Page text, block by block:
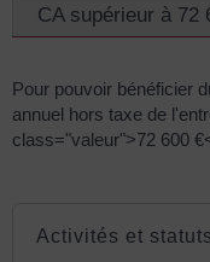
CA supérieur à 72
Pour pouvoir bénéficier
annuel hors taxe de
class="valeur">72 600
Activités et